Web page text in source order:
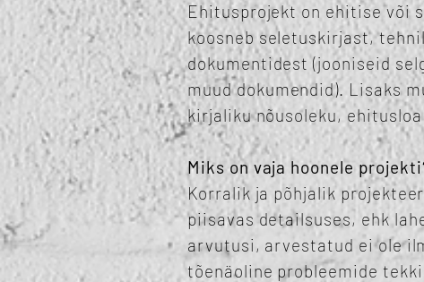
Ehitusprojekt on ehitise või
koosneb seletuskirjast,
dokumentidest (jooniseid
muud dokumendid). Lisaks
kirjaliku nõusoleku,
Miks on vaja hoonele
Korralik ja põhjalik
piisavas detailsuses, ehk
arvutusi, arvestatud ei ole
tõenäoline probleemide